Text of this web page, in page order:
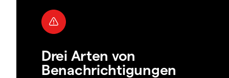
Drei Arten von
Benachrichtigungen